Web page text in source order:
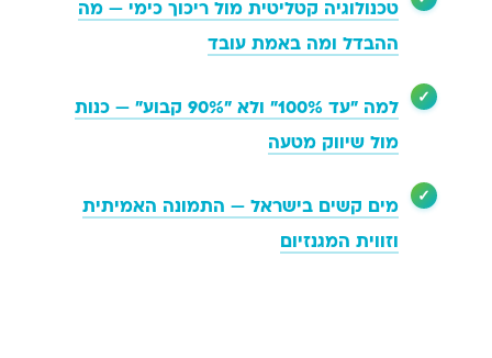
טכנולוגיה קטליטית מול ריכוך כימי — מה
ההבדל ומה באמת עובד
למה "עד 100%" ולא "90% קבוע" — כנות
מול שיווק מטעה
מים קשים בישראל — התמונה האמיתית
וזווית המגנזיום